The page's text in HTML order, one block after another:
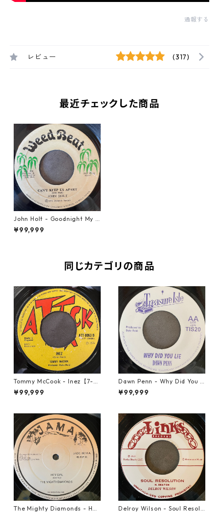
通報する
レビュー (317)
最近チェックした商品
John Holt - Goodnight My L
ove【7-22002】
¥99,999
同じカテゴリの商品
Tommy McCook - Inez【7-21
840】
¥99,999
Dawn Penn - Why Did You Li
e【7-21938】
¥99,999
The Mighty Diamonds - Hey
Delroy Wilson - Soul Resolu